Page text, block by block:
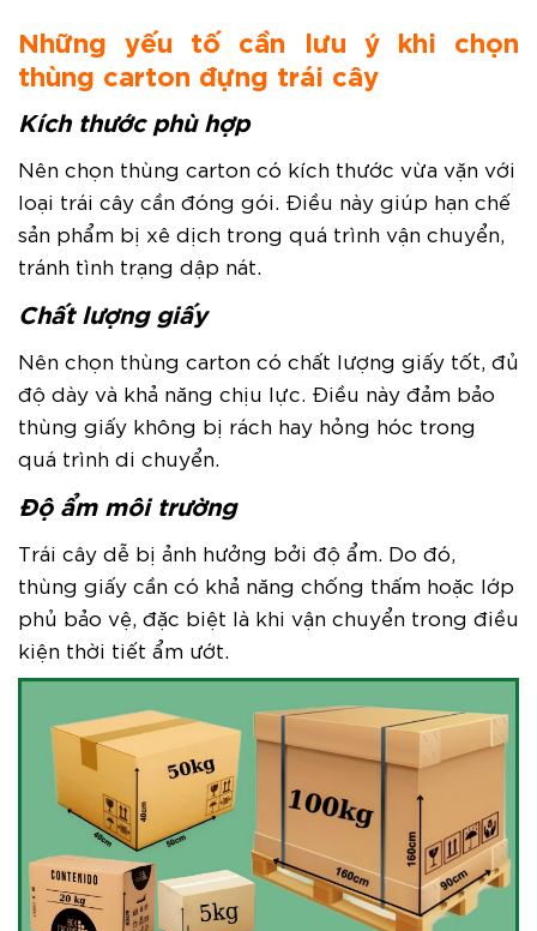
Những yếu tố cần lưu ý khi chọn
thùng carton đựng trái cây
Kích thước phù hợp
Nên chọn thùng carton có kích thước vừa vặn với
loại trái cây cần đóng gói. Điều này giúp hạn chế
sản phẩm bị xê dịch trong quá trình vận chuyển,
tránh tình trạng dập nát.
Chất lượng giấy
Nên chọn thùng carton có chất lượng giấy tốt, đủ
độ dày và khả năng chịu lực. Điều này đảm bảo
thùng giấy không bị rách hay hỏng hóc trong
quá trình di chuyển.
Độ ẩm môi trường
Trái cây dễ bị ảnh hưởng bởi độ ẩm. Do đó,
thùng giấy cần có khả năng chống thấm hoặc lớp
phủ bảo vệ, đặc biệt là khi vận chuyển trong điều
kiện thời tiết ẩm ướt.